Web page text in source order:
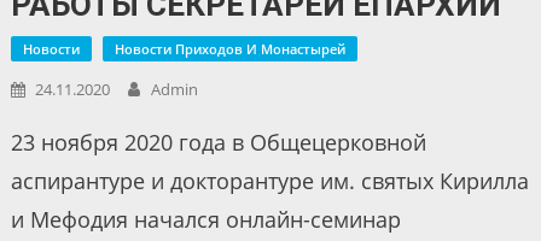
Новости Новости Приходов И Монастырей
24.11.2020 Admin
23 ноября 2020 года в Общецерковной
аспирантуре и докторантуре им. святых Кирилла
и Мефодия начался онлайн-семинар